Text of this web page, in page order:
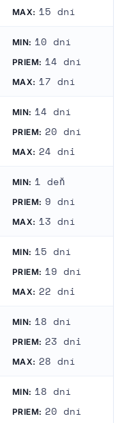
MAX: 15 dní
MIN: 10 dní
PRIEM: 14 dní
MAX: 17 dní
MIN: 14 dní
PRIEM: 20 dní
MAX: 24 dni
MIN: 1 deň
PRIEM: 9 dní
MAX: 13 dní
MIN: 15 dní
PRIEM: 19 dní
MAX: 22 dni
MIN: 18 dní
PRIEM: 23 dni
MAX: 28 dní
MIN: 18 dní
PRIEM: 20 dní